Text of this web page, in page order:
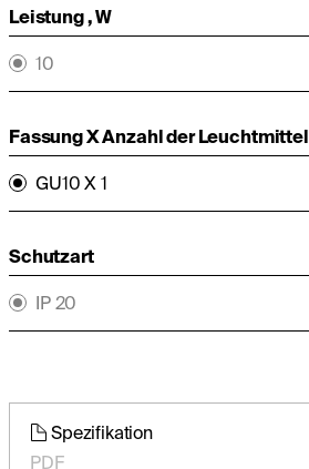
Leistung , W
10
Fassung X Anzahl der Leuchtmittel
GU10 X 1
Schutzart
IP 20
Spezifikation
PDF